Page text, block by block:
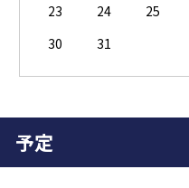
23
24 25
30
31
予定